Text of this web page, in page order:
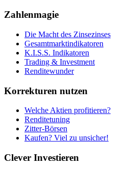
Zahlenmagie
Die Macht des Zinsezinses
Gesamtmarktindikatoren
K.I.S.S. Indikatoren
Trading & Investment
Renditewunder
Korrekturen nutzen
Welche Aktien profitieren?
Renditetuning
Zitter-Börsen
Kaufen? Viel zu unsicher!
Clever Investieren